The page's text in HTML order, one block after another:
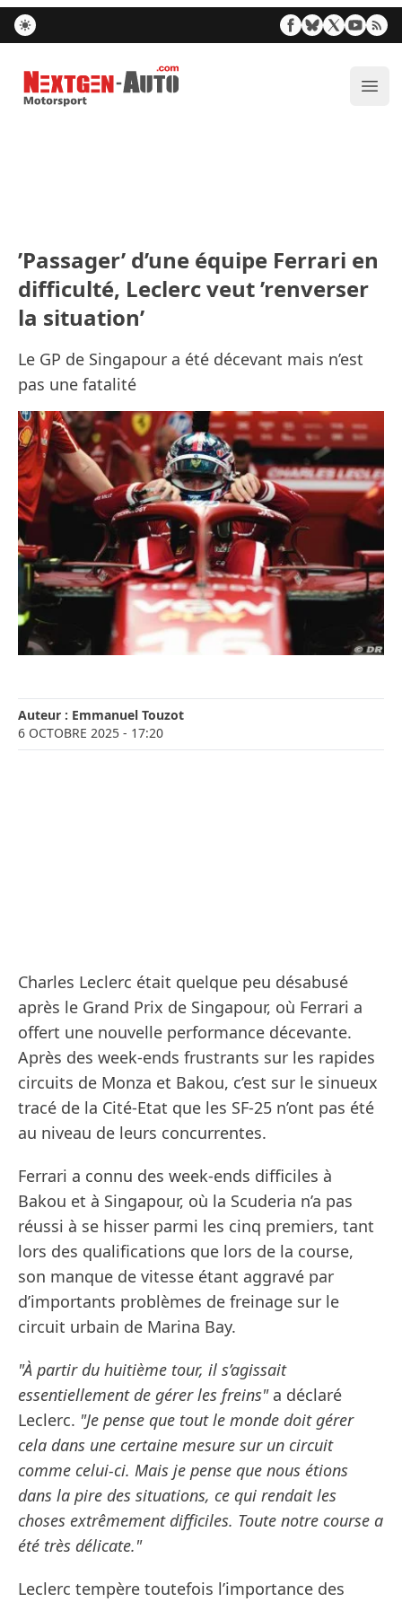
Nextgen-Auto.com
’Passager’ d’une équipe Ferrari en
difficulté, Leclerc veut ’renverser
la situation’
Le GP de Singapour a été décevant mais n’est
pas une fatalité
Auteur : Emmanuel Touzot
6 OCTOBRE 2025 - 17:20
Charles Leclerc était quelque peu désabusé
après le Grand Prix de Singapour, où Ferrari a
offert une nouvelle performance décevante.
Après des week-ends frustrants sur les rapides
circuits de Monza et Bakou, c’est sur le sinueux
tracé de la Cité-Etat que les SF-25 n’ont pas été
au niveau de leurs concurrentes.
Ferrari a connu des week-ends difficiles à
Bakou et à Singapour, où la Scuderia n’a pas
réussi à se hisser parmi les cinq premiers, tant
lors des qualifications que lors de la course,
son manque de vitesse étant aggravé par
d’importants problèmes de freinage sur le
circuit urbain de Marina Bay.
"À partir du huitième tour, il s’agissait
essentiellement de gérer les freins"a déclaré
Leclerc. "Je pense que tout le monde doit gérer
cela dans une certaine mesure sur un circuit
comme celui-ci. Mais je pense que nous étions
dans la pire des situations, ce qui rendait les
choses extrêmement difficiles. Toute notre course a
été très délicate."
Leclerc tempère toutefois l’importance des